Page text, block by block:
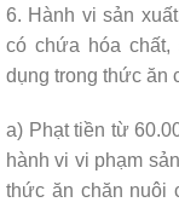
6. Hành vi sản
có chứa hóa
dụng trong thức ăn
a) Phạt tiền từ
hành vi vi phạm
thức ăn chăn nuôi